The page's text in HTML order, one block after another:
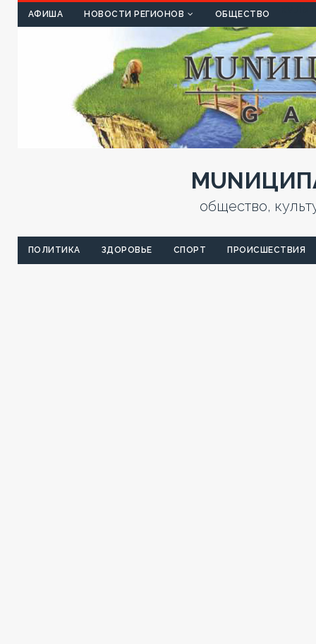
АФИША НОВОСТИ РЕГИОНОВ ОБЩЕСТВО
общество,
ПОЛИТИКА ЗДОРОВЬЕ СПОРТ ПРОИСШЕСТВИЯ